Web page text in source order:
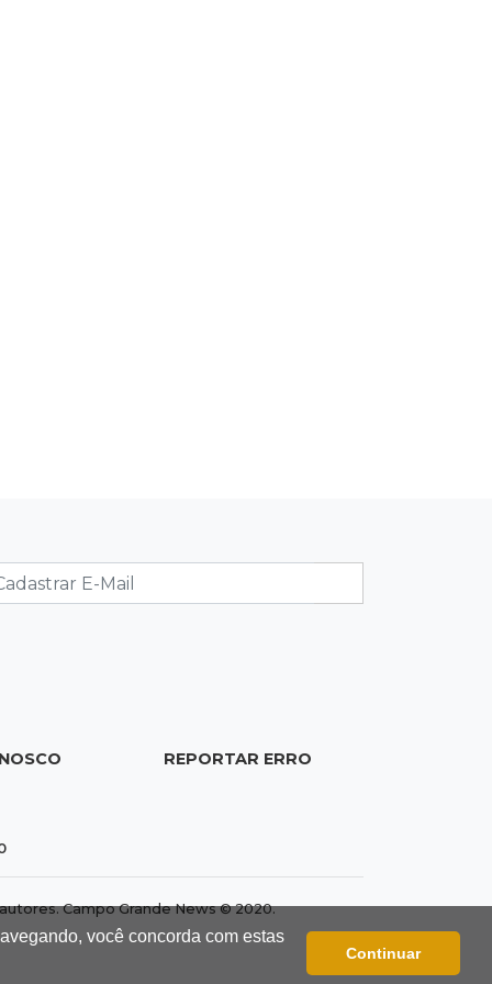
você concorda com estas
Continuar
09:46 Procura-se a Mel
Gatinha arisca desapareceu há 3 dias
bairro Vilas Boas e tutora pede ajuda
REPORTAR ERRO
Campo Grande News © 2020.